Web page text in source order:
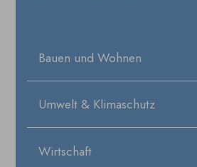
Bauen und Wohnen
Umwelt & Klimaschutz
Wirtschaft